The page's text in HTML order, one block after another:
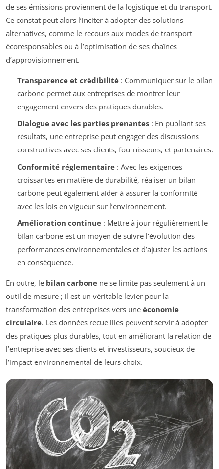
de ses émissions proviennent de la logistique et du transport.
Ce constat peut alors l’inciter à adopter des solutions
alternatives, comme le recours aux modes de transport
écoresponsables ou à l’optimisation de ses chaînes
d’approvisionnement.
Transparence et crédibilité: Communiquer sur le bilan
carbone permet aux entreprises de montrer leur
engagement envers des pratiques durables.
Dialogue avec les parties prenantes: En publiant ses
résultats, une entreprise peut engager des discussions
constructives avec ses clients, fournisseurs, et partenaires.
Conformité réglementaire: Avec les exigences
croissantes en matière de durabilité, réaliser un bilan
carbone peut également aider à assurer la conformité
avec les lois en vigueur sur l’environnement.
Amélioration continue: Mettre à jour régulièrement le
bilan carbone est un moyen de suivre l’évolution des
performances environnementales et d’ajuster les actions
en conséquence.
En outre, le bilan carbone ne se limite pas seulement à un
outil de mesure ; il est un véritable levier pour la
transformation des entreprises vers une économie
circulaire. Les données recueillies peuvent servir à adopter
des pratiques plus durables, tout en améliorant la relation de
l’entreprise avec ses clients et investisseurs, soucieux de
l’impact environnemental de leurs choix.